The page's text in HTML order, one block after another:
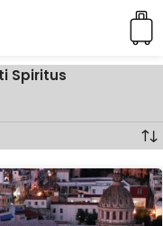
Spiritus